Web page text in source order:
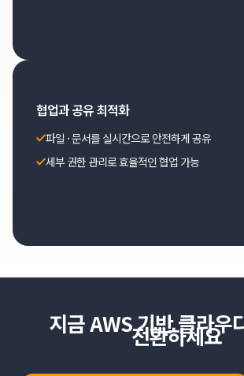
협업과 공유 최적화
파일 · 문서를 실시간으로 안전하게 공유
세부 권한 관리로 효율적인 협업 가능
지금 AWS 기반 클라우
전환하세요